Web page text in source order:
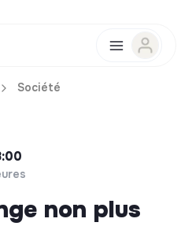
Société
non plus